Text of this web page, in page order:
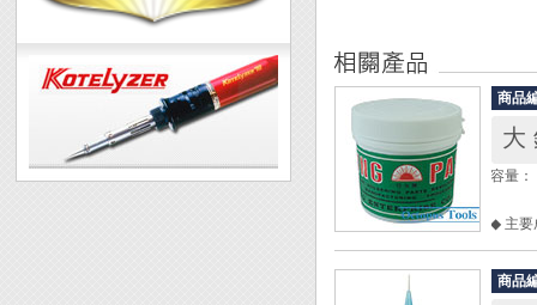
商品
大
容量
◆ 主要
◆ 一般
◆ 清潔
更快
商品